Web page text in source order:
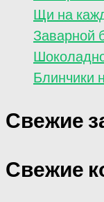
Щи на
Заварной
Блинчики
Свежие
Свежие